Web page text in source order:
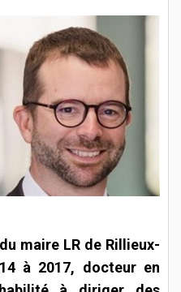
maire LR de Rillieux-
à 2017, docteur en